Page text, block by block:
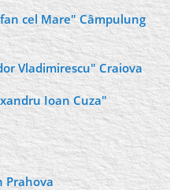
cel Mare" Câmpulung
Vladimirescu" Craiova
Ioan Cuza"
Prahova